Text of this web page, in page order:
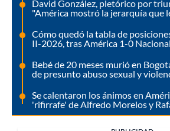
David González, pletórico por
"América mostró la jerarquía que
Cómo quedó la tabla de
II-2026, tras América 1-0 Nacional
Bebé de 20 meses murió en
de presunto abuso sexual y
Se calentaron los ánimos en
'rifirrafe' de Alfredo Morelos y